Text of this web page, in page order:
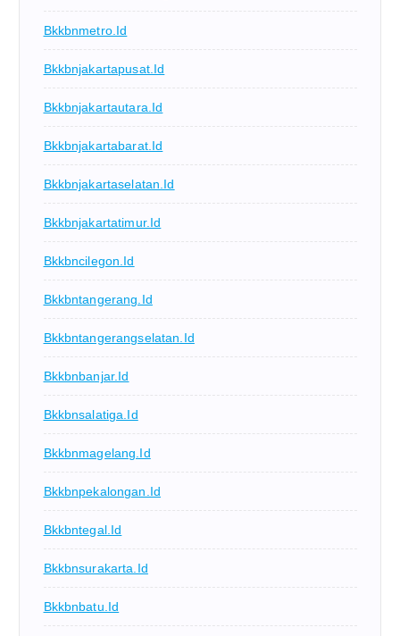
Bkkbnmetro.id
Bkkbnjakartapusat.id
Bkkbnjakartautara.id
Bkkbnjakartabarat.id
Bkkbnjakartaselatan.id
Bkkbnjakartatimur.id
Bkkbncilegon.id
Bkkbntangerang.id
Bkkbntangerangselatan.id
Bkkbnbanjar.id
Bkkbnsalatiga.id
Bkkbnmagelang.id
Bkkbnpekalongan.id
Bkkbntegal.id
Bkkbnsurakarta.id
Bkkbnbatu.id